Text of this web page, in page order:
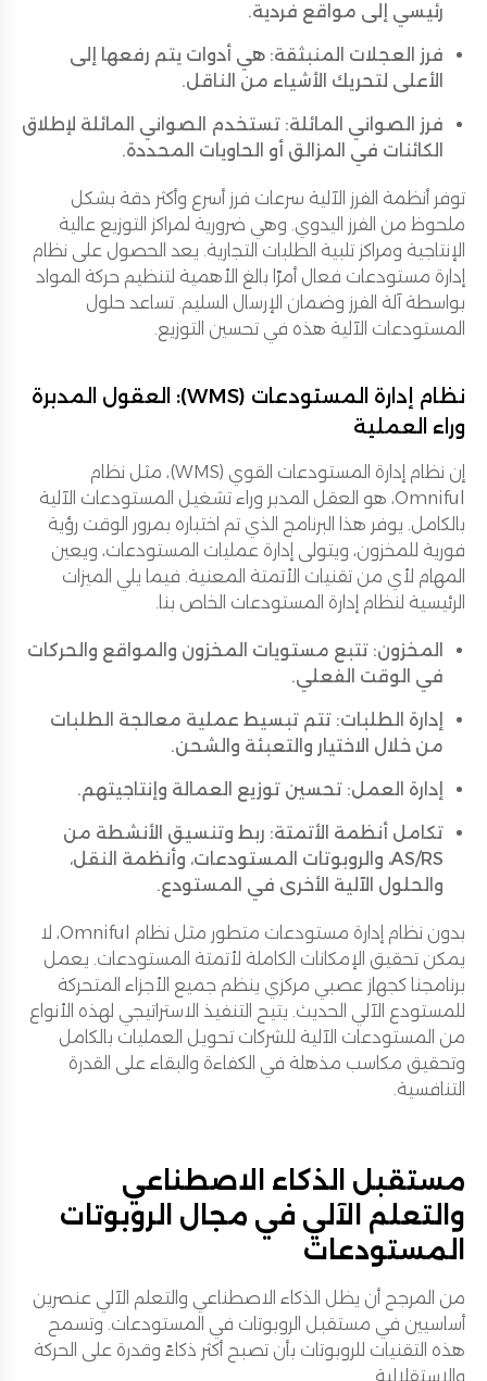
رئيسي إلى مواقع فردية.
فرز العجلات المنبثقة: هي أدوات يتم رفعها إلى
الأعلى لتحريك الأشياء من الناقل.
فرز الصواني المائلة: تستخدم الصواني المائلة لإطلاق
الكائنات في المزالق أو الحاويات المحددة.
توفر أنظمة الفرز الآلية سرعات فرز أسرع وأكثر دقة بشكل
ملحوظ من الفرز اليدوي. وهي ضرورية لمراكز التوزيع عالية
الإنتاجية ومراكز تلبية الطلبات التجارية. يعد الحصول على نظام
إدارة مستودعات فعال أمرًا بالغ الأهمية لتنظيم حركة المواد
بواسطة آلة الفرز وضمان الإرسال السليم. تساعد حلول
المستودعات الآلية هذه في تحسين التوزيع.
نظام إدارة المستودعات (WMS): العقول المدبرة
وراء العملية
إن نظام إدارة المستودعات القوي (WMS)، مثل نظام
Omniful، هو العقل المدبر وراء تشغيل المستودعات الآلية
بالكامل. يوفر هذا البرنامج الذي تم اختباره بمرور الوقت رؤية
فورية للمخزون، ويتولى إدارة عمليات المستودعات، ويعين
المهام لأي من تقنيات الأتمتة المعنية. فيما يلي الميزات
الرئيسية لنظام إدارة المستودعات الخاص بنا.
المخزون: تتبع مستويات المخزون والمواقع والحركات
في الوقت الفعلي.
إدارة الطلبات: تتم تبسيط عملية معالجة الطلبات
من خلال الاختيار والتعبئة والشحن.
إدارة العمل: تحسين توزيع العمالة وإنتاجيتهم.
تكامل أنظمة الأتمتة: ربط وتنسيق الأنشطة من
AS/RS، والروبوتات المستودعات، وأنظمة النقل،
والحلول الآلية الأخرى في المستودع.
بدون نظام إدارة مستودعات متطور مثل نظام Omniful، لا
يمكن تحقيق الإمكانات الكاملة لأتمتة المستودعات. يعمل
برنامجنا كجهاز عصبي مركزي ينظم جميع الأجزاء المتحركة
للمستودع الآلي الحديث. يتيح التنفيذ الاستراتيجي لهذه الأنواع
من المستودعات الآلية للشركات تحويل العمليات بالكامل
وتحقيق مكاسب مذهلة في الكفاءة والبقاء على القدرة
التنافسية.
مستقبل الذكاء الاصطناعي
والتعلم الآلي في مجال الروبوتات
المستودعات
من المرجح أن يظل الذكاء الاصطناعي والتعلم الآلي عنصرين
أساسيين في مستقبل الروبوتات في المستودعات. وتسمح
هذه التقنيات للروبوتات بأن تصبح أكثر ذكاءً وقدرة على الحركة
والاستقلالية.